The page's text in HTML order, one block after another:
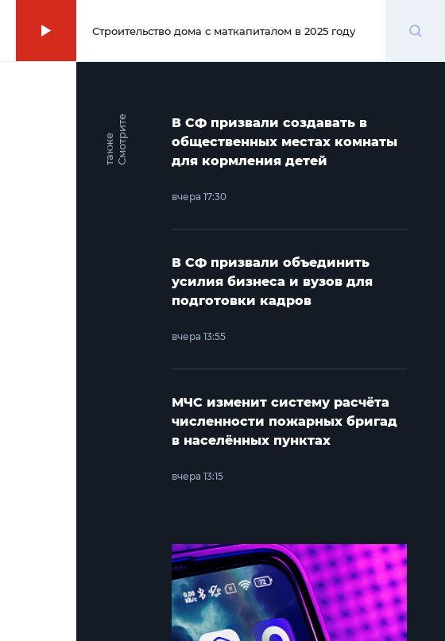
00:00
Строительство дома с маткапиталом в 2025 году
С
м
о
т
р и
т
е
т
а
к
ж
е
В СФ призвали создавать в
общественных местах комнаты
для кормления детей
вчера 17:30
В СФ призвали объединить
усилия бизнеса и вузов для
подготовки кадров
вчера 13:55
МЧС изменит систему расчёта
численности пожарных бригад
в населённых пунктах
вчера 13:15